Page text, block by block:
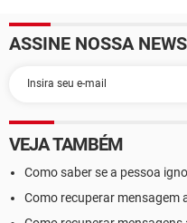
ASSINE NOSSA
VEJA TAMBÉM
Como saber se a pessoa
Como recuperar mensagem